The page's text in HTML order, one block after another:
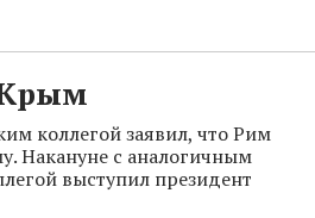
Крым
коллегой заявил, что Рим
Накануне с аналогичным
выступил президент